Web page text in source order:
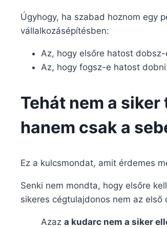
Úgyhogy, ha szabad hoznom egy
vállalkozásépítésben:
Az, hogy elsőre hatost
Az, hogy fogsz-e hatost
Tehát nem a
hanem csak a
Ez a kulcsmondat, amit érdemes
Senki nem mondta, hogy elsőre
sikeres cégtulajdonos nem az első
Azaz a kudarc nem a siker